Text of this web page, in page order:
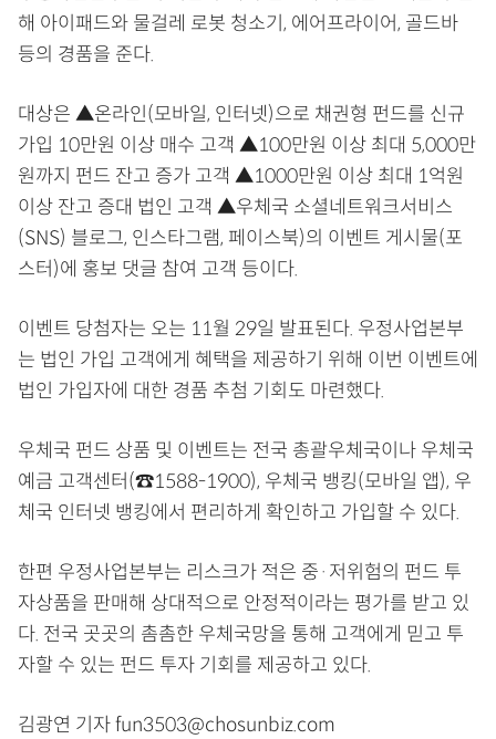
해 아이패드와 물걸레 로봇 청소기, 에어프라이어, 골드바
등의 경품을 준다.
대상은 ▲온라인(모바일, 인터넷)으로 채권형 펀드를 신규
가입 10만원 이상 매수 고객 ▲100만원 이상 최대 5,000만
원까지 펀드 잔고 증가 고객 ▲1000만원 이상 최대 1억원
이상 잔고 증대 법인 고객 ▲우체국 소셜네트워크서비스
(SNS) 블로그, 인스타그램, 페이스북)의 이벤트 게시물(포
스터)에 홍보 댓글 참여 고객 등이다.
이벤트 당첨자는 오는 11월 29일 발표된다. 우정사업본부
는 법인 가입 고객에게 혜택을 제공하기 위해 이번 이벤트에
법인 가입자에 대한 경품 추첨 기회도 마련했다.
우체국 펀드 상품 및 이벤트는 전국 총괄우체국이나 우체국
예금 고객센터(☎1588-1900), 우체국 뱅킹(모바일 앱), 우
체국 인터넷 뱅킹에서 편리하게 확인하고 가입할 수 있다.
한편 우정사업본부는 리스크가 적은 중·저위험의 펀드 투
자상품을 판매해 상대적으로 안정적이라는 평가를 받고 있
다. 전국 곳곳의 촘촘한 우체국망을 통해 고객에게 믿고 투
자할 수 있는 펀드 투자 기회를 제공하고 있다.
김광연 기자 fun3503@chosunbiz.com